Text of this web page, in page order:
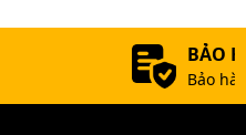
BẢO
Bảo